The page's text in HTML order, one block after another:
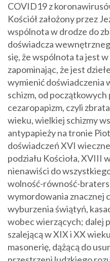
COVID19 z
Kościół założony przez
wspólnota w drodze do
doświadcza
się, że wspólnota ta jest
zapominając, że jest
wymienić doświadczenia
schizm, od
cezaropapizm, czyli
wieku, wielkiej schizmy
antypapieży na tronie
doświadczeń XVI
podziału Kościoła, XVIII
nienawiści do
wolność-równość-
wymordowania znacznej
wyburzenia świątyń,
wobec wierzących; dalej
szalejącą w XIX i XX
masonerię, dążącą do